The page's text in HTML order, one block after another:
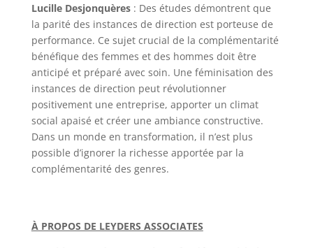
Lucille Desjonquères: Des études démontrent que
la parité des instances de direction est porteuse de
performance. Ce sujet crucial de la complémentarité
bénéfique des femmes et des hommes doit être
anticipé et préparé avec soin. Une féminisation des
instances de direction peut révolutionner
positivement une entreprise, apporter un climat
social apaisé et créer une ambiance constructive.
Dans un monde en transformation, il n’est plus
possible d’ignorer la richesse apportée par la
complémentarité des genres.
À PROPOS DE LEYDERS ASSOCIATES